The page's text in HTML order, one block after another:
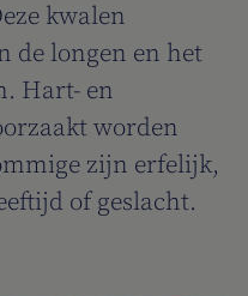
kwalen
de longen en het
Hart- en
worden
zijn erfelijk,
of geslacht.